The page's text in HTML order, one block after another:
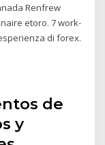
Renfrew
etoro. 7 work-
di forex.
de
y